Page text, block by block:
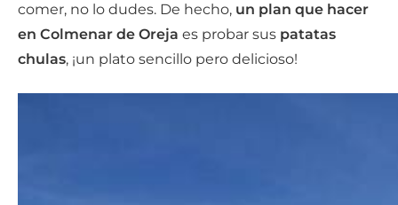
comer, no lo dudes. De hecho, un plan que hacer
en Colmenar de Oreja es probar sus patatas
chulas, ¡un plato sencillo pero delicioso!